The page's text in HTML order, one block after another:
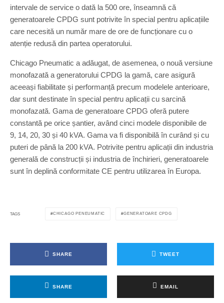
intervale de service o dată la 500 ore, înseamnă că
generatoarele CPDG sunt potrivite în special pentru aplicațiile
care necesită un număr mare de ore de funcționare cu o
atenție redusă din partea operatorului.
Chicago Pneumatic a adăugat, de asemenea, o nouă versiune
monofazată a generatorului CPDG la gamă, care asigură
aceeași fiabilitate și performanță precum modelele anterioare,
dar sunt destinate în special pentru aplicații cu sarcină
monofazată. Gama de generatoare CPDG oferă putere
constantă pe orice șantier, având cinci modele disponibile de
9, 14, 20, 30 și 40 kVA. Gama va fi disponibilă în curând și cu
puteri de până la 200 kVA. Potrivite pentru aplicații din industria
generală de construcții și industria de închirieri, generatoarele
sunt în deplină conformitate CE pentru utilizarea în Europa.
TAGS CHICAGO PENEUMATIC GENERATOARE CPDG
SHARE TWEET
SHARE EMAIL